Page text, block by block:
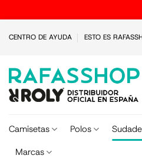
CENTRO DE AYUDA ESTO ES
Camisetas Polos
Marcas